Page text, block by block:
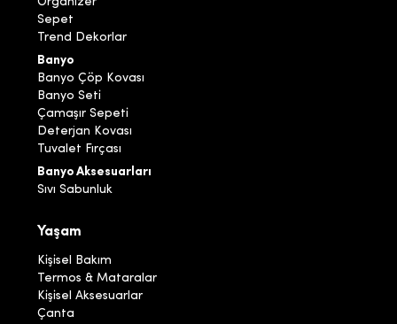
Sepet
Trend Dekorlar
Banyo
Banyo Çöp Kovası
Banyo Seti
Çamaşır Sepeti
Deterjan Kovası
Tuvalet Fırçası
Banyo Aksesuarları
Sıvı Sabunluk
Yaşam
Kişisel Bakım
Termos & Mataralar
Kişisel Aksesuarlar
Çanta